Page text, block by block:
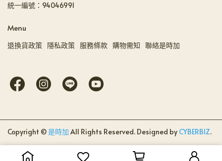
統一編號：94046991
Menu
退換貨政策 隱私政策 服務條款 購物需知 聯絡是時加
Copyright ©是時加 All Rights Reserved. Designed by CYBERBIZ.